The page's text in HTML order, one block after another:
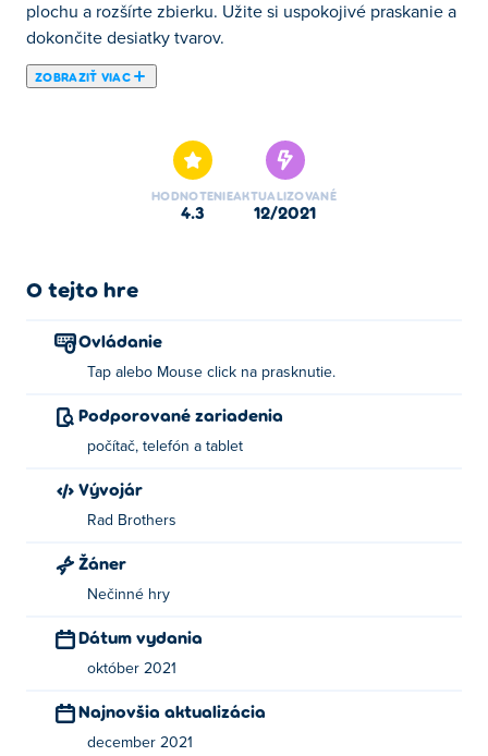
plochu a rozšírte zbierku. Užite si uspokojivé praskanie a
dokončite desiatky tvarov.
ZOBRAZIŤ VIAC
HODNOTENIE
4.3
AKTUALIZOVANÉ
12/2021
O tejto hre
Ovládanie
Tap alebo Mouse click na prasknutie.
Podporované zariadenia
počítač, telefón a tablet
Vývojár
Rad Brothers
Žáner
Nečinné hry
Dátum vydania
október 2021
Najnovšia aktualizácia
december 2021